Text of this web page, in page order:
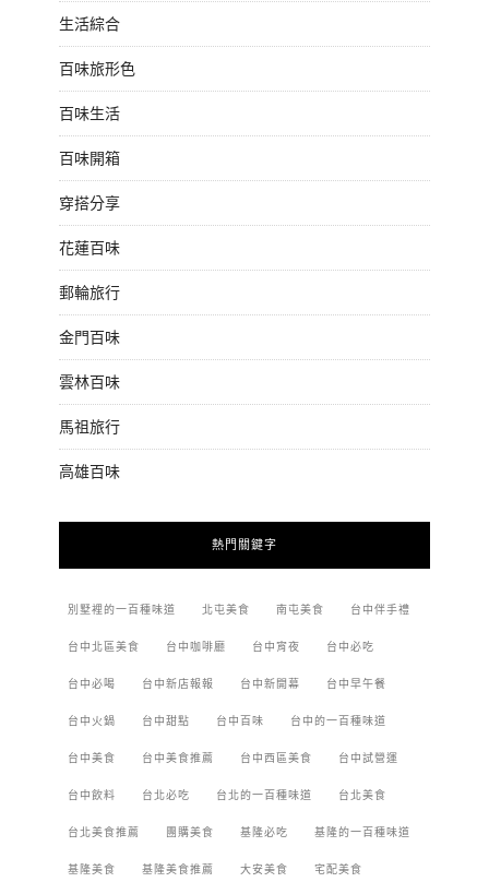
生活綜合
百味旅形色
百味生活
百味開箱
穿搭分享
花蓮百味
郵輪旅行
金門百味
雲林百味
馬祖旅行
高雄百味
熱門關鍵字
別墅裡的一百種味道 北屯美食 南屯美食 台中伴手禮
台中北區美食 台中咖啡廳 台中宵夜 台中必吃
台中必喝 台中新店報報 台中新開幕 台中早午餐
台中火鍋 台中甜點 台中百味 台中的一百種味道
台中美食 台中美食推薦 台中西區美食 台中試營運
台中飲料 台北必吃 台北的一百種味道 台北美食
台北美食推薦 團購美食 基隆必吃 基隆的一百種味道
基隆美食 基隆美食推薦 大安美食 宅配美食